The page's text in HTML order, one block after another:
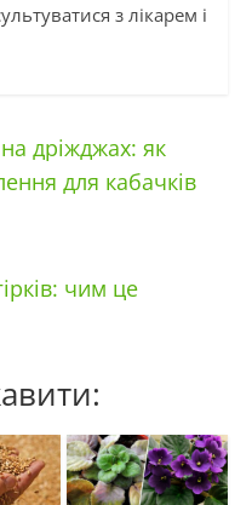
з лікарем і
дріжджах: як
для кабачків
чим це